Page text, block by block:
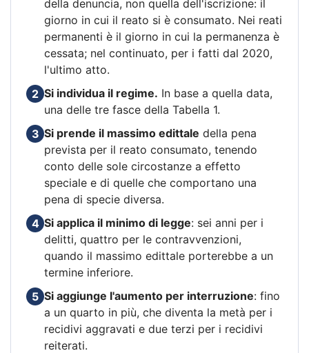
della denuncia, non quella dell'iscrizione: il
giorno in cui il reato si è consumato. Nei reati
permanenti è il giorno in cui la permanenza è
cessata; nel continuato, per i fatti dal 2020,
l'ultimo atto.
2 Si individua il regime. In base a quella data,
una delle tre fasce della Tabella 1.
3 Si prende il massimo edittale della pena
prevista per il reato consumato, tenendo
conto delle sole circostanze a effetto
speciale e di quelle che comportano una
pena di specie diversa.
4 Si applica il minimo di legge: sei anni per i
delitti, quattro per le contravvenzioni,
quando il massimo edittale porterebbe a un
termine inferiore.
5 Si aggiunge l'aumento per interruzione: fino
a un quarto in più, che diventa la metà per i
recidivi aggravati e due terzi per i recidivi
reiterati.